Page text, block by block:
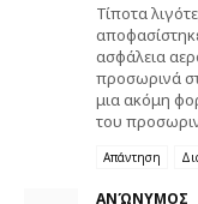
Τίποτα
ασφάλεια
προσωρινά
μια ακόμη
του
Απάντηση
ΑΝΏΝΥΜΟΣ